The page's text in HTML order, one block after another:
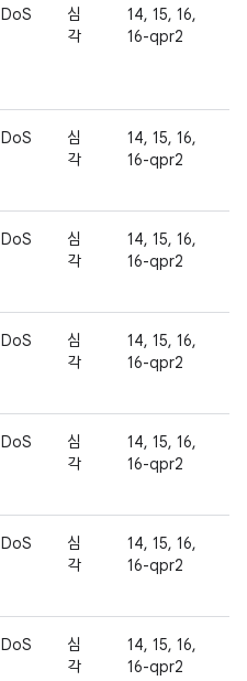
DoS
심
각
14, 15, 16,
16-qpr2
DoS
심
각
14, 15, 16,
16-qpr2
DoS
심
각
14, 15, 16,
16-qpr2
DoS
심
각
14, 15, 16,
16-qpr2
DoS
심
각
14, 15, 16,
16-qpr2
DoS
심
각
14, 15, 16,
16-qpr2
DoS
심
각
14, 15, 16,
16-qpr2